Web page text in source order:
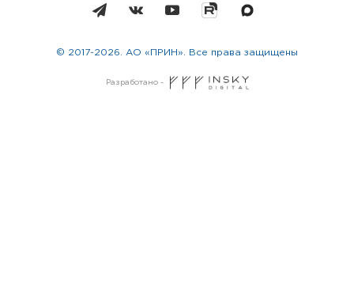
Разработано -
© 2017-2026. АО «ПРИН». Все права защищены